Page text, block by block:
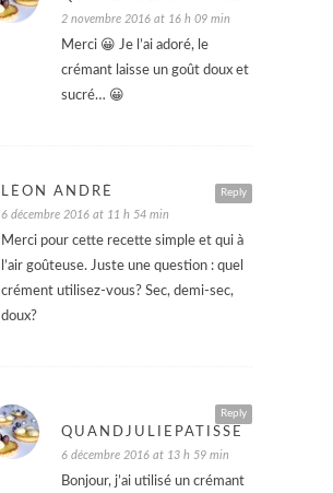
2 novembre 2016 at 16 h 09 min
Merci 😀 Je l’ai adoré, le
crémant laisse un goût doux et
sucré… 😀
Reply
LÉON ANDRÉ
6 décembre 2016 at 11 h 54 min
Merci pour cette recette simple et qui à
l’air goûteuse. Juste une question : quel
crément utilisez-vous? Sec, demi-sec,
doux?
Reply
QUANDJULIEPATISSE
6 décembre 2016 at 13 h 59 min
Bonjour, j’ai utilisé un crémant